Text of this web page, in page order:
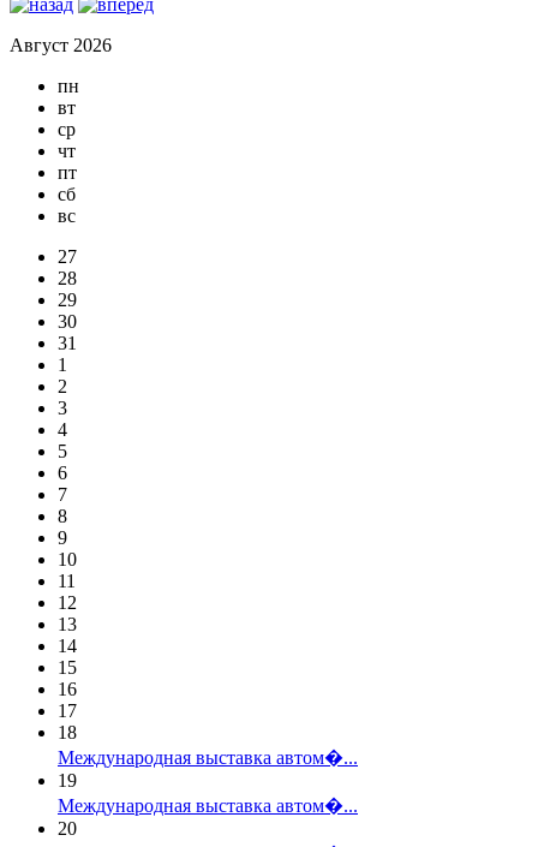
Август 2026
пн
вт
ср
чт
пт
сб
вс
27
28
29
30
31
1
2
3
4
5
6
7
8
9
10
11
12
13
14
15
16
17
18
Международная выставка автом�...
19
Международная выставка автом�...
20